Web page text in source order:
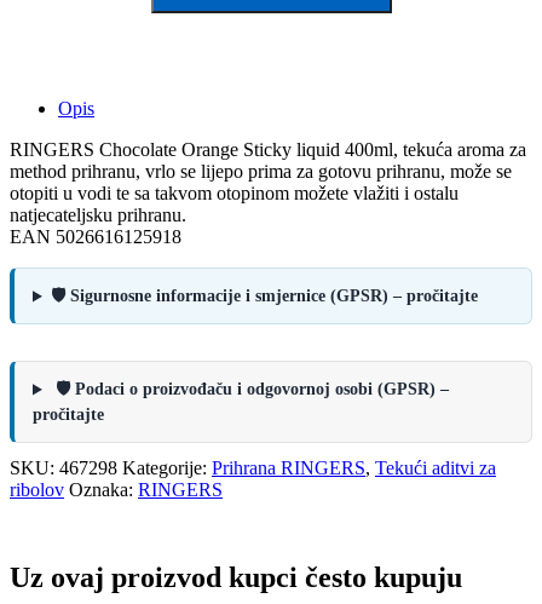
Opis
RINGERS Chocolate Orange Sticky liquid 400ml, tekuća aroma za
method prihranu, vrlo se lijepo prima za gotovu prihranu, može se
otopiti u vodi te sa takvom otopinom možete vlažiti i ostalu
natjecateljsku prihranu.
EAN 5026616125918
🛡️ Sigurnosne informacije i smjernice (GPSR) – pročitajte
🛡️ Podaci o proizvođaču i odgovornoj osobi (GPSR) –
pročitajte
SKU: 467298 Kategorije: Prihrana RINGERS, Tekući aditvi za
ribolov Oznaka: RINGERS
Uz ovaj proizvod kupci često kupuju